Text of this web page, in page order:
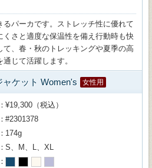
パーカです。ストレッチ性に優れて
くさと適度な保温性を備え行動時も快
、春・秋のトレッキングや夏季の高
じて活躍します。
ケット Women's 女性用
¥19,300（税込）
#2301378
174g
S、M、L、XL